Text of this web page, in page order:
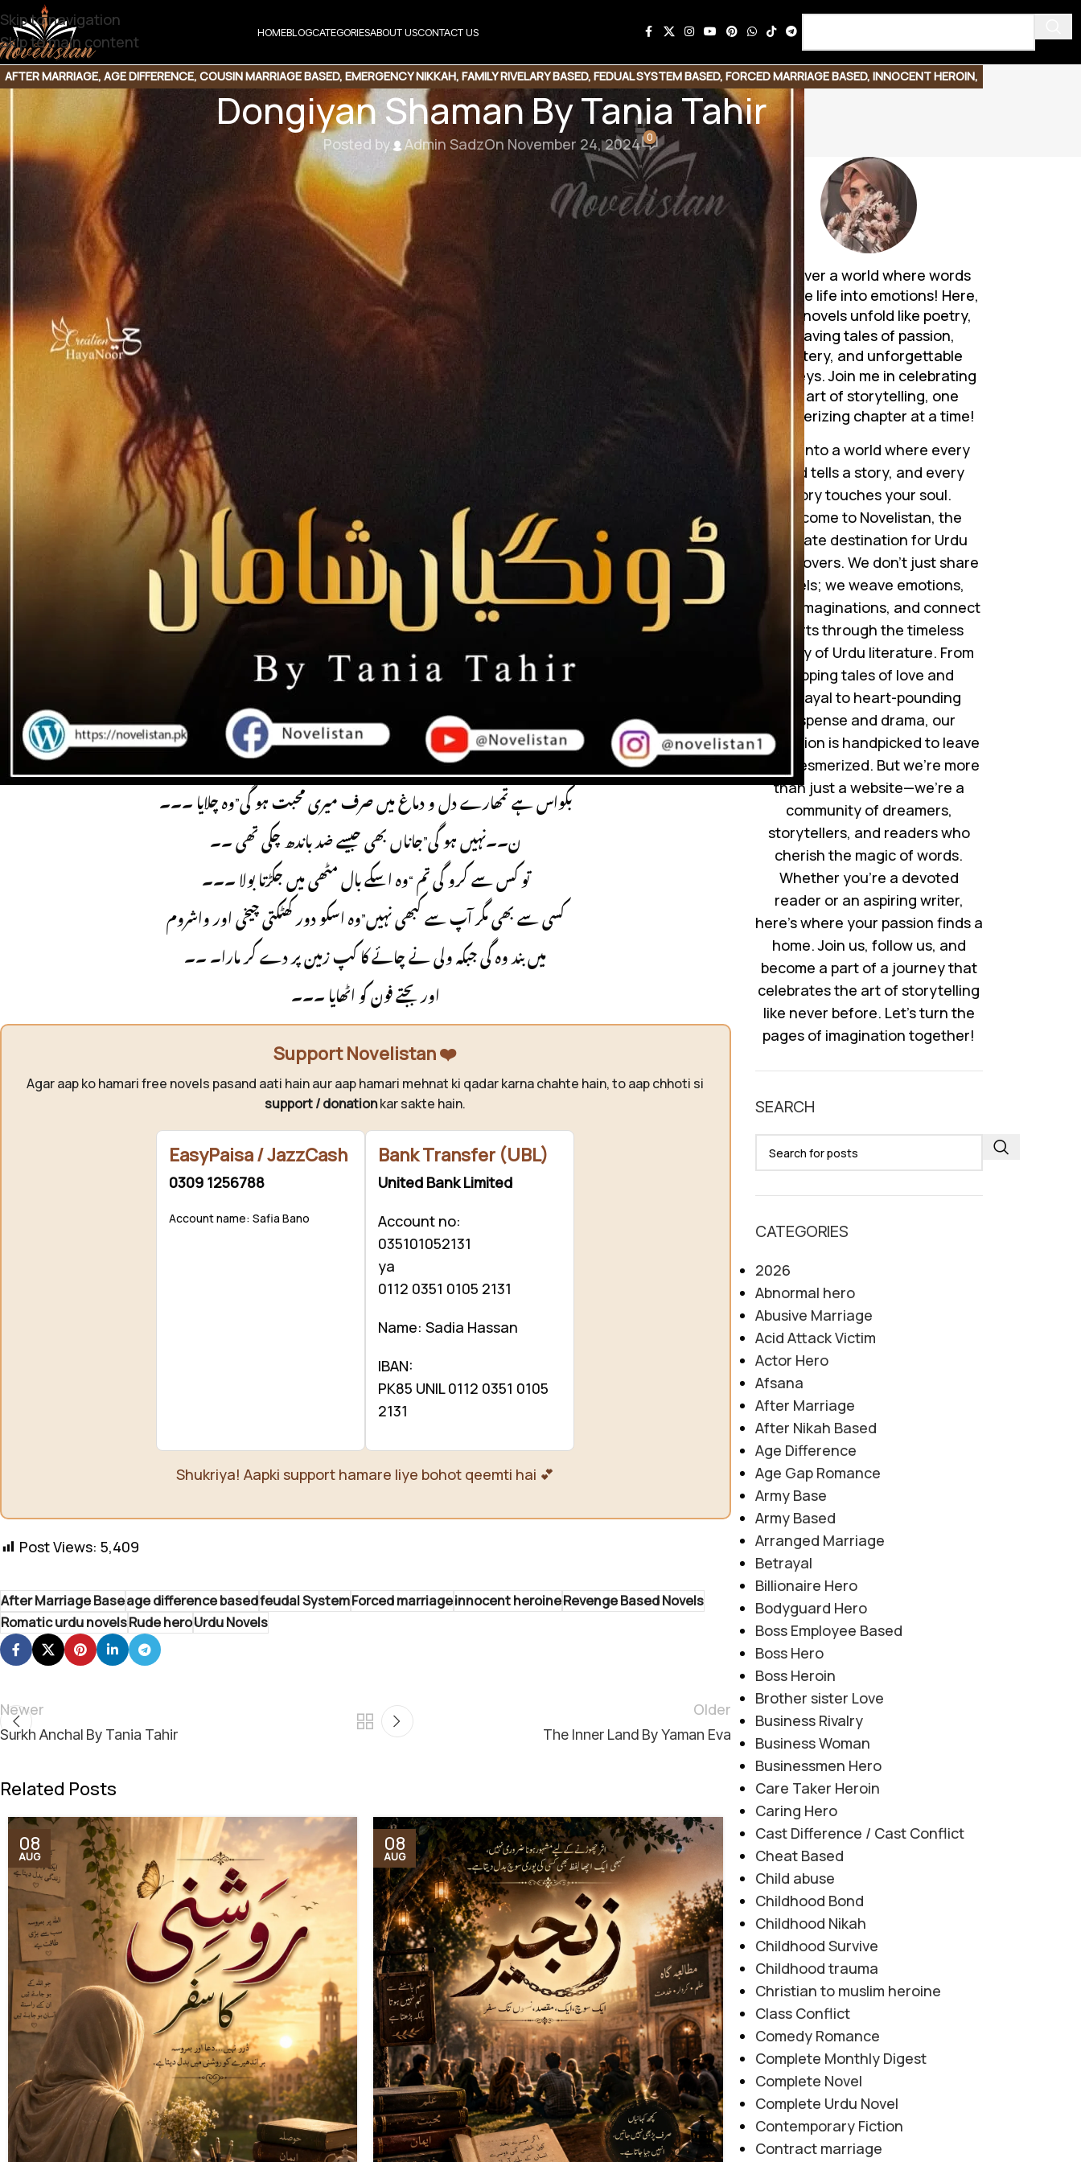
Skip to navigation
Skip to main content
HOMEBLOGCATEGORIESABOUT USCONTACT US
AFTER MARRIAGE, AGE DIFFERENCE, COUSIN MARRIAGE BASED, EMERGENCY NIKKAH, FAMILY RIVELARY BASED, FEDUAL SYSTEM BASED, FORCED MARRIAGE BASED, INNOCENT HEROIN,
JAGEERDAR BASED
KHOON BAHA BASED KHUBSURAT MUHABBAT KI KAHANI MULTIPLE COUPLE BASE POSSESSIVE HERO ,REVENGE BASED
Dongiyan Shaman By Tania Tahir
Posted by Admin SadzOn November 24, 2024 0
Dongiyan Shaman By Tania Tahir
Genre : Romantic Village | Rude Hero and Feudal based| Forced Marriage | cousin based |
Download Link
آپ جانتے تھے میں نے نہیں مارا انھیں”جاناں کی شکواہ کرتی نگاہیں اسپر اٹھیں ۔
ہاں جانتا تھا “وہ بولا ۔۔ جبکہ اپنی جھوٹی چائے اسکے لبوں سے لگا دی جاناں تقریبا ساری
اسپر تھی ۔۔۔ چائے پینے کا دل بھی نہیں تھا ۔۔ مگر ولی نے گھوری ڈالی اور وہ ایک سیپ لے گئ ۔۔۔
وہ اب منگیتر کو بھی تو خوش رکھنا ہے نہ”وہ سکون سے بولا
جاناں نے اسکیطرف دیکھا ۔۔یعنی ساری زندگی وہ انکی غلم بن کر رہے گی ۔۔
ٹھیک ہے مگر ۔۔۔۔ آپ اس طرح مت کریں”وہ اس سے جدا ہوتی بولی ۔۔
تمھیں کوئ فرق نہیں پڑتا میری کسی اور سے شادی پر”ولی زرا تیور ڈالتا بولا۔
ن۔۔نہیں”جاناں نے سچائ بیان کی ۔۔۔
ولی نے اسکا شانہ تھاما ۔۔ اور چائے کا خالی کپ سائیڈ پر رکھا ۔۔
تم سچکہہ رہی ہو “وہ غصے میں دیکھا ۔۔
اپنی شرائط بھول رہی ہو تم”مزید غصہ کرنے لگا ۔۔۔
م۔۔۔میں جھوٹی محبت کر لوں گی آپکے ضد کرنے پر مگر مجھے واقعی ۔۔
اپ سے محبت نہیں”وہ اسکی سختی پر اسے فرق بتانے لگی جبکہ ولی بریڈز پر ہاتھ پھیرتا اسے دھکیل گیا ۔۔۔
بکواس ہے تمھارے دل و دماغ میں صرف میری محبت ہو گی”وہ چلایا ۔۔۔
ن۔۔نہیں ہو گی”جاناں بھی جیسے ضد باندھ چکی تھی ۔۔
تو کس سے کرو گی تم “وہ اسکے بال مٹھی میں جکڑتا بولا ۔۔۔
کسی سے بھی مگر آپ سے کبھی نہیں”وہ اسکو دور کھٹکتی چیخی اور واشروم
میں بند وہ گی جبکہ ولی نے چائے کا کپ زمین پر دے کر مارا۔ ۔۔
اور بجتے فون کو اٹھایا ۔۔۔
Support Novelistan ❤️
Agar aap ko hamari free novels pasand aati hain aur aap hamari mehnat ki qadar karna chahte hain, to aap chhoti si
support / donationkar sakte hain.
EasyPaisa / JazzCash
0309 1256788
Account name: Safia Bano
Bank Transfer (UBL)
United Bank Limited
Account no:
035101052131
ya
0112 0351 0105 2131
Name: Sadia Hassan
IBAN:
PK85 UNIL 0112 0351 0105
2131
Shukriya! Aapki support hamare liye bohot qeemti hai 💕
Post Views: 5,409
After Marriage Baseage difference basedfeudal SystemForced marriageinnocent heroineRevenge Based Novels
Romatic urdu novelsRude heroUrdu Novels
Newer
Surkh Anchal By Tania Tahir
Older
The Inner Land By Yaman Eva
Related Posts
08
AUG
08
AUG
08
AUG
Discover a world where words
breathe life into emotions! Here,
Urdu novels unfold like poetry,
weaving tales of passion,
mystery, and unforgettable
journeys. Join me in celebrating
the art of storytelling, one
mesmerizing chapter at a time!
Step into a world where every
word tells a story, and every
story touches your soul.
Welcome to Novelistan, the
ultimate destination for Urdu
novel lovers. We don’t just share
novels; we weave emotions,
ignite imaginations, and connect
hearts through the timeless
beauty of Urdu literature. From
gripping tales of love and
betrayal to heart-pounding
suspense and drama, our
collection is handpicked to leave
you mesmerized. But we’re more
than just a website—we’re a
community of dreamers,
storytellers, and readers who
cherish the magic of words.
Whether you’re a devoted
reader or an aspiring writer,
here’s where your passion finds a
home. Join us, follow us, and
become a part of a journey that
celebrates the art of storytelling
like never before. Let’s turn the
pages of imagination together!
SEARCH
CATEGORIES
2026
Abnormal hero
Abusive Marriage
Acid Attack Victim
Actor Hero
Afsana
After Marriage
After Nikah Based
Age Difference
Age Gap Romance
Army Base
Army Based
Arranged Marriage
Betrayal
Billionaire Hero
Bodyguard Hero
Boss Employee Based
Boss Hero
Boss Heroin
Brother sister Love
Business Rivalry
Business Woman
Businessmen Hero
Care Taker Heroin
Caring Hero
Cast Difference / Cast Conflict
Cheat Based
Child abuse
Childhood Bond
Childhood Nikah
Childhood Survive
Childhood trauma
Christian to muslim heroine
Class Conflict
Comedy Romance
Complete Monthly Digest
Complete Novel
Complete Urdu Novel
Contemporary Fiction
Contract marriage